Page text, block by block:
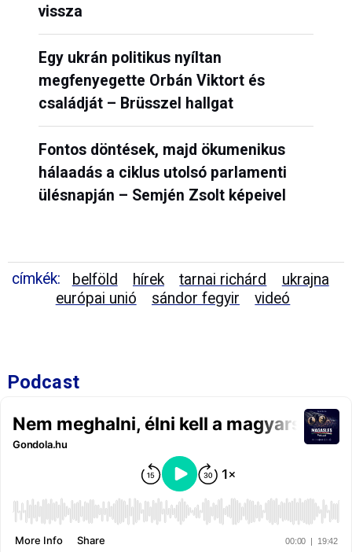
vissza
Egy ukrán politikus nyíltan
megfenyegette Orbán Viktort és
családját – Brüsszel hallgat
Fontos döntések, majd ökumenikus
hálaadás a ciklus utolsó parlamenti
ülésnapján – Semjén Zsolt képeivel
címkék: belföld hírek tarnai richárd
ukrajna
európai unió
sándor fegyir videó
Podcast